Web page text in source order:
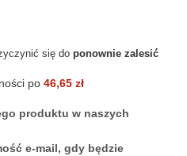
się do ponownie zalesić
po 46,65 zł
produktu w naszych
e-mail, gdy będzie